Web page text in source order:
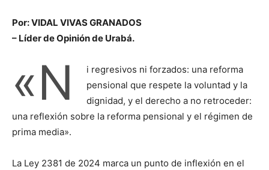
Por: VIDAL VIVAS GRANADOS
– Líder de Opinión de Urabá.
«N
i regresivos ni forzados: una reforma
pensional que respete la voluntad y la
dignidad, y el derecho a no retroceder:
una reflexión sobre la reforma pensional y el régimen de
prima media».
La Ley 2381 de 2024 marca un punto de inflexión en el